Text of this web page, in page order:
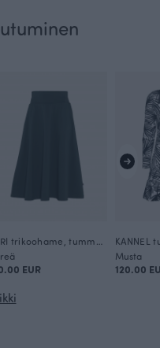
EUR
KANNEL
Musta
120.00